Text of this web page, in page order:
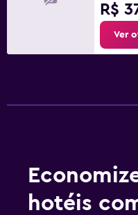
R$
Ver
hotéis